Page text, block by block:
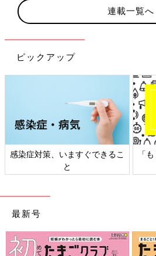
連載一覧へ
ピックアップ
感染症対策、いますぐできるこ
と
「
最新号